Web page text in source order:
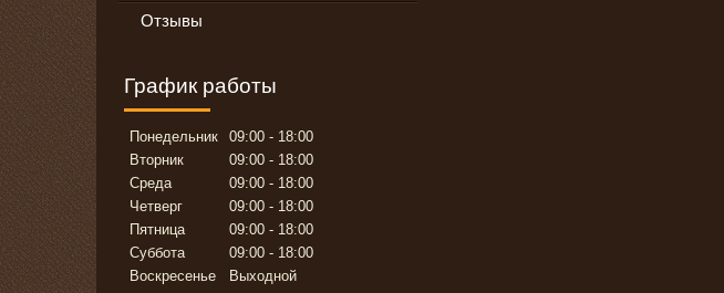
Отзывы
График работы
Понедельник 09:00
18:00
Вторник
09:00
18:00
Среда
09:00
18:00
Четверг
09:00
18:00
Пятница
09:00
18:00
Суббота
09:00
18:00
Воскресенье
Выходной